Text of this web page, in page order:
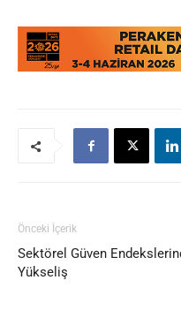
Önceki İçerik
Sektörel Güven
Yükseliş